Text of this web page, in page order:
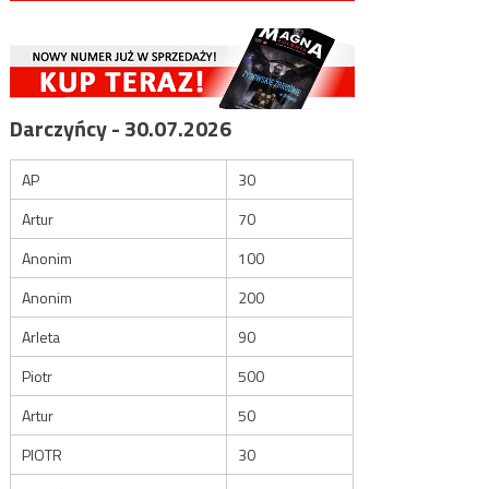
Darczyńcy - 30.07.2026
AP
30
Artur
70
Anonim
100
Anonim
200
Arleta
90
Piotr
500
Artur
50
PIOTR
30